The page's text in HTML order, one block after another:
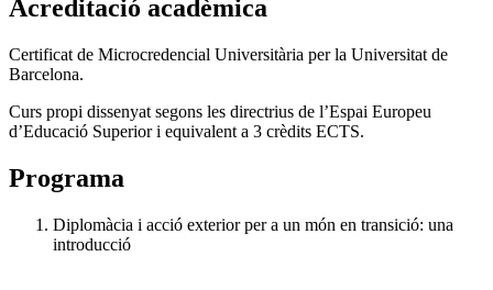
Acreditació acadèmica
Certificat de Microcredencial Universitària per la Universitat de
Barcelona.
Curs propi dissenyat segons les directrius de l’Espai Europeu
d’Educació Superior i equivalent a 3 crèdits ECTS.
Programa
Diplomàcia i acció exterior per a un món en transició: una
introducció